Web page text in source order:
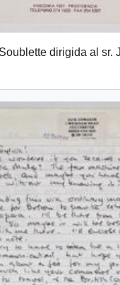
dirigida al sr.